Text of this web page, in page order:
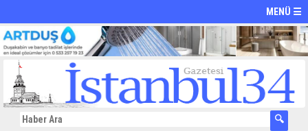
MENÜ ☰